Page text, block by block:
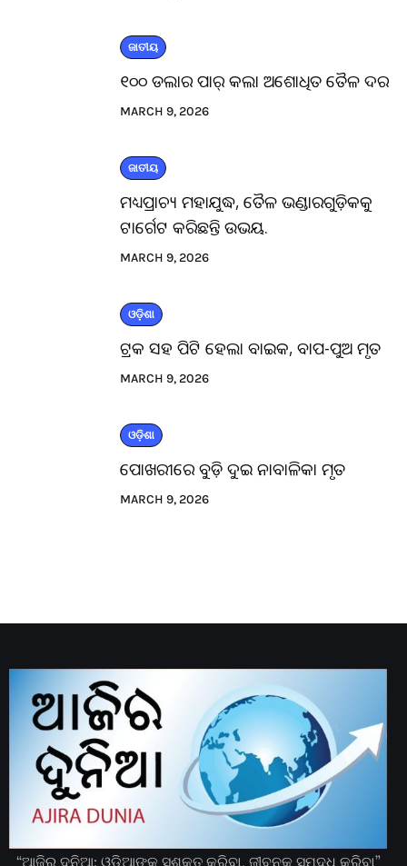
ଜାତୀୟ
୧୦୦ ଡଲାର ପାର୍ କଲା ଅଶୋଧିତ ତୈଳ ଦର
MARCH 9, 2026
ଜାତୀୟ
ମଧ୍ୟପ୍ରାଚ୍ୟ ମହାଯୁଦ୍ଧ, ତୈଳ ଭଣ୍ଡାରଗୁଡ଼ିକକୁ
ଟାର୍ଗେଟ କରିଛନ୍ତି ଉଭୟ.
MARCH 9, 2026
ଓଡ଼ିଶା
ଟ୍ରକ ସହ ପିଟି ହେଲା ବାଇକ, ବାପ-ପୁଅ ମୃତ
MARCH 9, 2026
ଓଡ଼ିଶା
ପୋଖରୀରେ ବୁଡ଼ି ଦୁଇ ନାବାଳିକା ମୃତ
MARCH 9, 2026
“ଆଜିର ଦୁନିଆ: ଓଡିଆଙ୍କୁ ସଶକ୍ତ କରିବା, ଜୀବନକୁ ସମୃଦ୍ଧ କରିବା”